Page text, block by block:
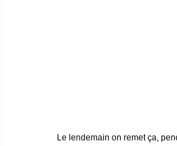
Le lendemain on remet ça,